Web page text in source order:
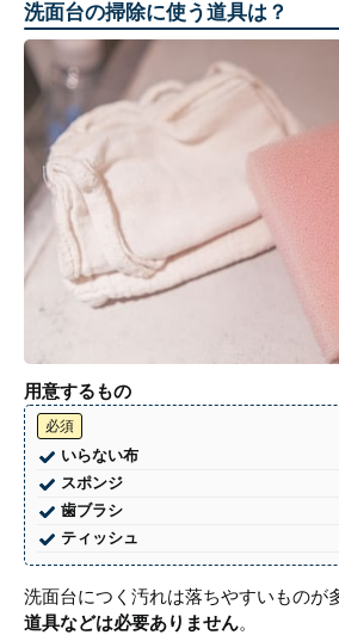
洗面台の掃除に使う道具は？
用意するもの
必須
いらない布
スポンジ
歯ブラシ
ティッシュ
洗面台につく汚れは落ちやすいものが
道具などは必要ありません。